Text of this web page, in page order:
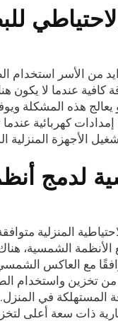
من الأسر استخدام
كافية عندما لا يكون
فهو يعالج هذه
كهربائية
الأجهزة
لدمج
المنزلية
الأنظمة الشمسية،
مع العاكس
من تخزين واستخدام
المستهلكة في
ذات سعة أعلى